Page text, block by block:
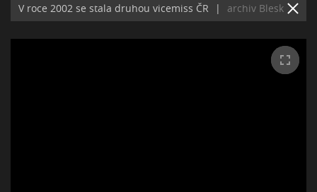
V roce 2002 se stala druhou vicemiss ČR | archiv Blesk